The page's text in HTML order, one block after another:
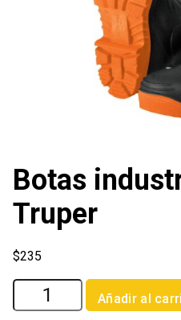
Botas
Truper
$235
Botas
industriales
Añadir al